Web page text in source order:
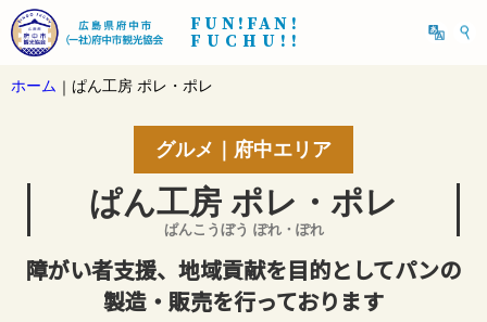
FUN!FAN!
FUCHU!!
ホーム ｜ ぱん工房 ポレ・ポレ
グルメ｜府中エリア
ぱん工房 ポレ・ポレ
ぱんこうぼう ぽれ・ぽれ
障がい者支援、地域貢献を目的としてパンの
製造・販売を行っております